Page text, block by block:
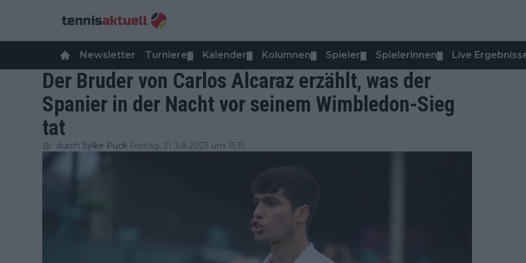
Newsletter Turniere Kalender Kolumnen Spieler Spielerinnen Live
Der Bruder von Carlos Alcaraz erzählt, was der
Spanier in der Nacht vor seinem Wimbledon-Sieg
tat
durch Sylke Puck Freitag, 21 Juli 2023 um 15:15